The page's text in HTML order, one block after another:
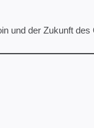
und der Zukunft des